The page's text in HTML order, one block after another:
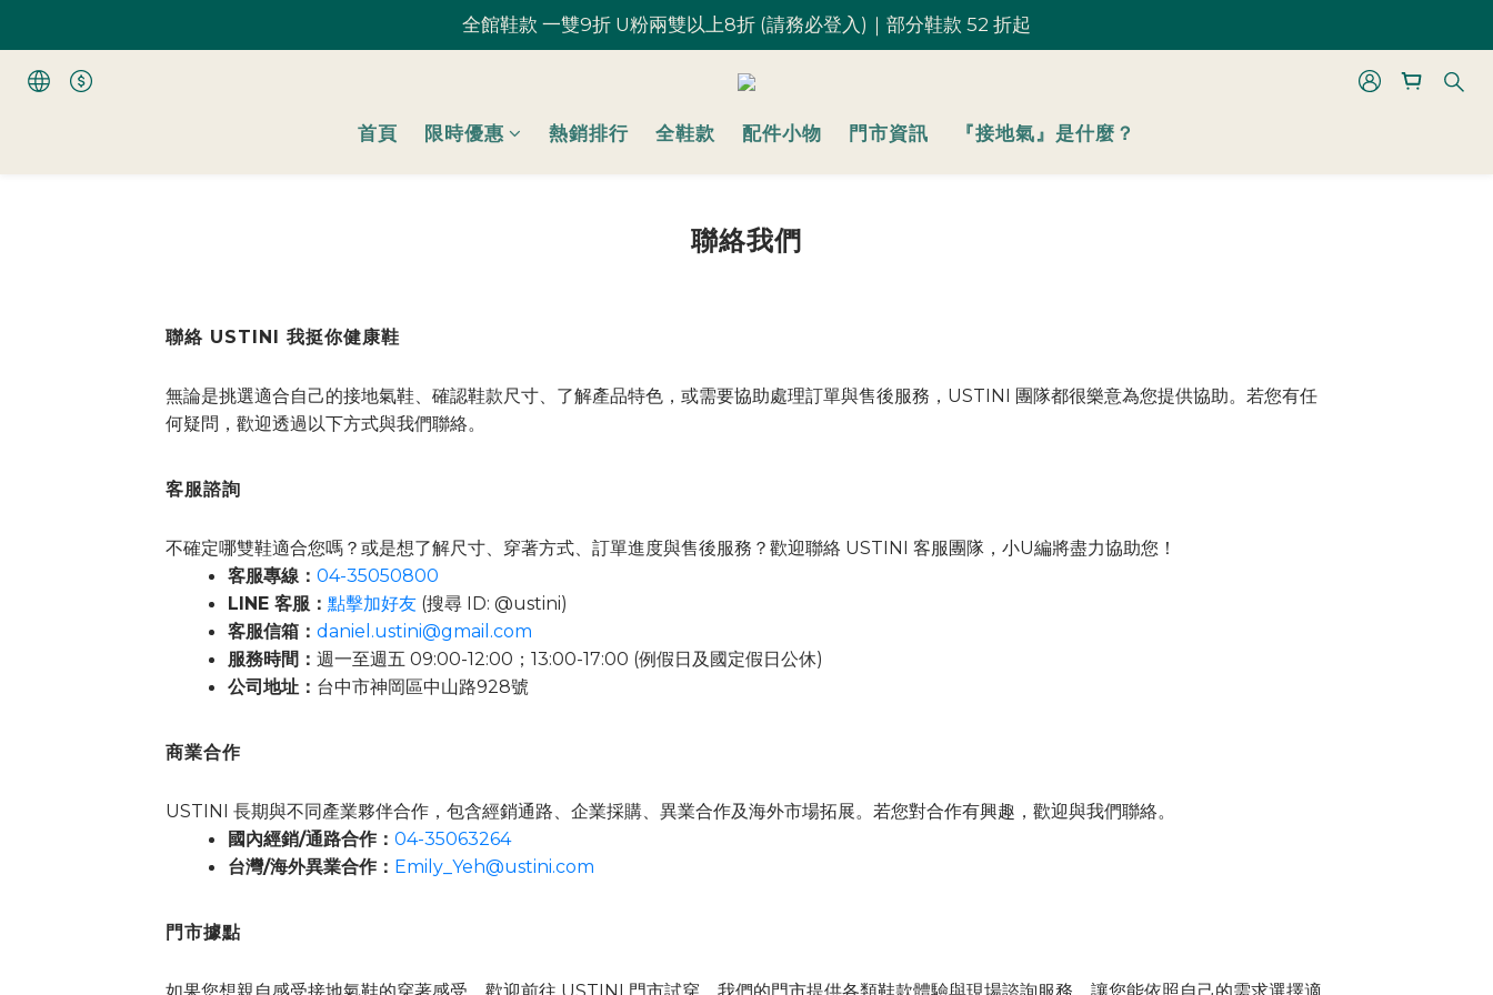
全館鞋款 一雙9折 U粉兩雙以上8折 (請務必登入)｜部分鞋款 52 折起
全館鞋款 一雙9折 U粉兩雙以上8折 (請務必登入)｜部分鞋款 52 折起
台灣滿 $1,700 享免運優惠
U粉就是你！加入會員 $200 購物金馬上用~
全館鞋款 一雙9折 U粉兩雙以上8折 (請務必登入)｜部分鞋款 52 折起
首頁 限時優惠 熱銷排行 全鞋款 配件小物 門市資訊 『接地氣』是什麼？
聯絡我們
聯絡 USTINI 我挺你健康鞋
無論是挑選適合自己的接地氣鞋、確認鞋款尺寸、了解產品特色，或需要協助處理訂單與售後服務，USTINI 團隊都很樂意為您提供協助。若您有任
何疑問，歡迎透過以下方式與我們聯絡。
客服諮詢
不確定哪雙鞋適合您嗎？或是想了解尺寸、穿著方式、訂單進度與售後服務？歡迎聯絡 USTINI 客服團隊，小U編將盡力協助您！
客服專線： 04-35050800
LINE 客服： 點擊加好友 (搜尋 ID: @ustini)
客服信箱： daniel.ustini@gmail.com
服務時間： 週一至週五 09:00-12:00；13:00-17:00 (例假日及國定假日公休)
公司地址： 台中市神岡區中山路928號
商業合作
USTINI 長期與不同產業夥伴合作，包含經銷通路、企業採購、異業合作及海外市場拓展。若您對合作有興趣，歡迎與我們聯絡。
國內經銷/通路合作： 04-35063264
台灣/海外異業合作： Emily_Yeh@ustini.com
門市據點